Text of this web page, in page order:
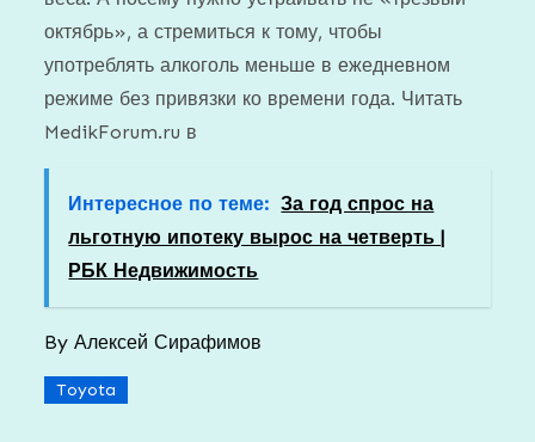
октябрь», а стремиться к тому, чтобы
употреблять алкоголь меньше в ежедневном
режиме без привязки ко времени года. Читать
MedikForum.ru в
Интересное по теме: За год спрос на
льготную ипотеку вырос на четверть |
РБК Недвижимость
ByАлексей Сирафимов
Toyota